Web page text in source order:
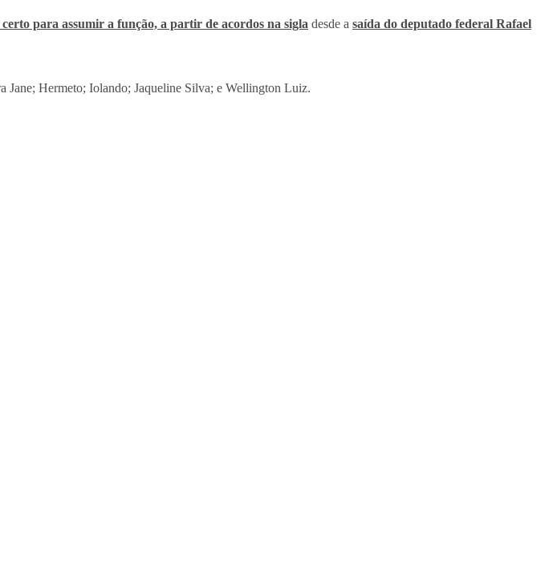
para assumir a função, a partir de acordos na sigla desde a saída do deputado federal Rafael
Jane; Hermeto; Iolando; Jaqueline Silva; e Wellington Luiz.